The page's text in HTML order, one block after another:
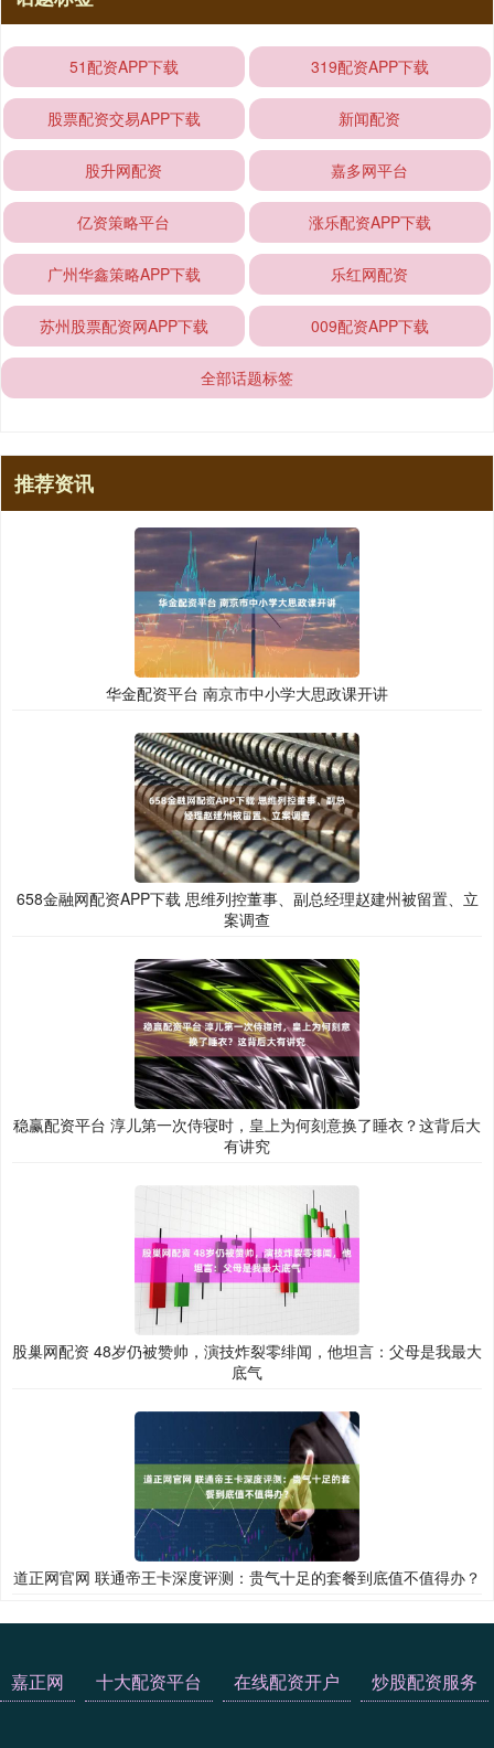
51配资APP下载 319配资APP下载
股票配资交易APP下载 新闻配资
股升网配资 嘉多网平台
亿资策略平台 涨乐配资APP下载
广州华鑫策略APP下载 乐红网配资
苏州股票配资网APP下载 009配资APP下载
全部话题标签
推荐资讯
华金配资平台 南京市中小学大思政课开讲
658金融网配资APP下载 思维列控董事、副总经理赵建州被留置、立
案调查
稳赢配资平台 淳儿第一次侍寝时，皇上为何刻意换了睡衣？这背后大
有讲究
股巢网配资 48岁仍被赞帅，演技炸裂零绯闻，他坦言：父母是我最大
底气
道正网官网 联通帝王卡深度评测：贵气十足的套餐到底值不值得办？
嘉正网 十大配资平台 在线配资开户 炒股配资服务